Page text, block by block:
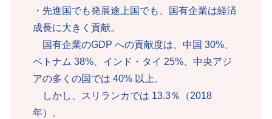
・先進国でも発展途上国でも、国有企業は経済
成長に大きく貢献。
国有企業のGDP への貢献度は、中国 30%、
ベトナム 38%、インド・タイ 25%、中央アジ
アの多くの国では 40% 以上。
しかし、スリランカでは 13.3％（2018
年）。